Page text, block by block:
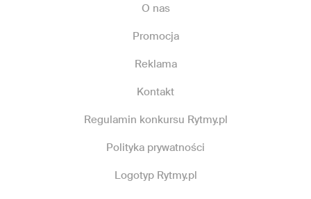
O nas
Promocja
Reklama
Kontakt
Regulamin konkursu Rytmy.pl
Polityka prywatności
Logotyp Rytmy.pl